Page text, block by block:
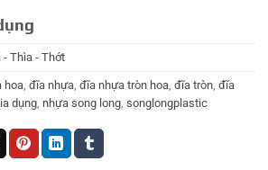
- Thìa - Thớt
hoa, đĩa nhựa, đĩa nhựa tròn hoa, đĩa tròn, đĩa
dụng, nhựa song long, songlongplastic